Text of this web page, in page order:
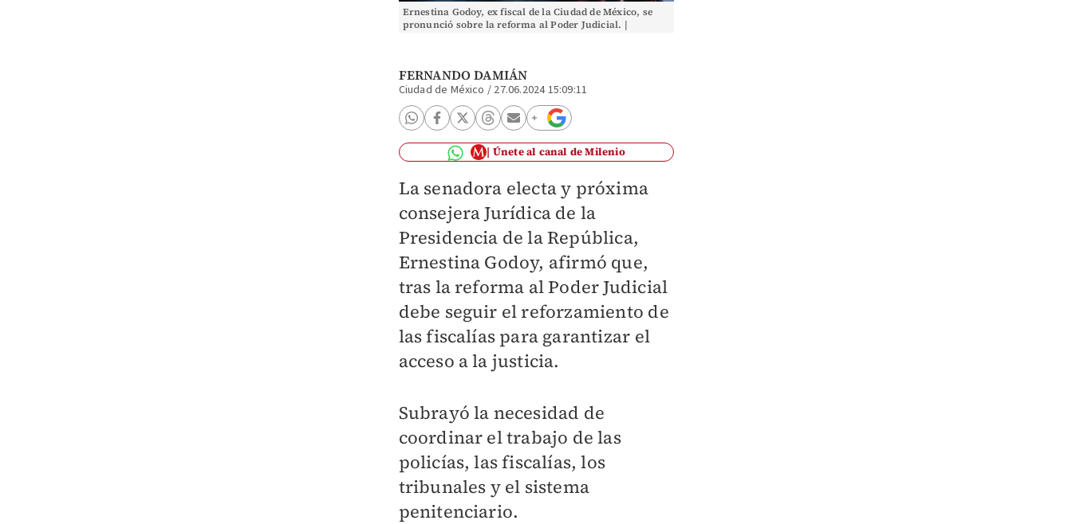
Ernestina Godoy, ex fiscal de la Ciudad de México, se
pronunció sobre la reforma al Poder Judicial. |
FERNANDO DAMIÁN
Ciudad de México / 27.06.2024 15:09:11
Únete al canal de Milenio
La senadora electa y próxima
consejera Jurídica de la
Presidencia de la República,
Ernestina Godoy, afirmó que,
tras la reforma al Poder Judicial
debe seguir el reforzamiento de
las fiscalías para garantizar el
acceso a la justicia.
Subrayó la necesidad de
coordinar el trabajo de las
policías, las fiscalías, los
tribunales y el sistema
penitenciario.